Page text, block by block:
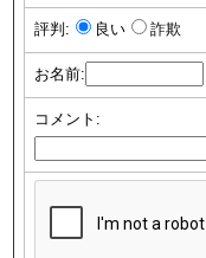
評判: 良い 詐欺
お名前:
コメント: